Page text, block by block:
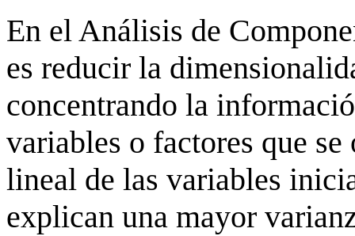
En el Análisis de
es reducir la
concentrando la
variables o factores que
lineal de las variables
explican una mayor